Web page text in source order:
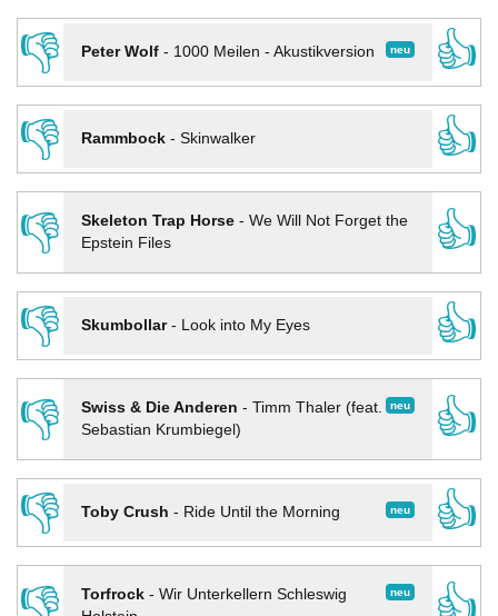
👎
neu
Peter Wolf- 1000 Meilen - Akustikversion
👍
👎
Rammbock- Skinwalker
👍
👎
Skeleton Trap Horse- We Will Not Forget the
Epstein Files
👍
👎
Skumbollar- Look into My Eyes
👍
👎
neu
Swiss & Die Anderen - Timm Thaler (feat.
Sebastian Krumbiegel)
👍
👎
neu
Toby Crush - Ride Until the Morning
👍
neu
Torfrock- Wir Unterkellern Schleswig